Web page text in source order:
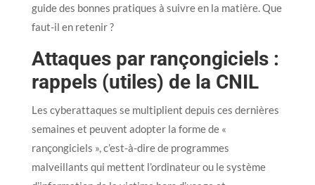
guide des bonnes pratiques à suivre en la matière. Que
faut-il en retenir ?
Attaques par rançongiciels :
rappels (utiles) de la CNIL
Les cyberattaques se multiplient depuis ces dernières
semaines et peuvent adopter la forme de «
rançongiciels », c’est-à-dire de programmes
malveillants qui mettent l’ordinateur ou le système